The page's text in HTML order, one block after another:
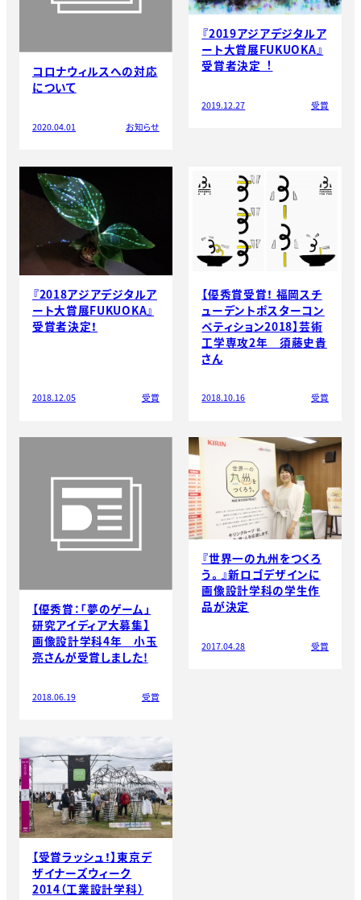
コロナウィルスへの対応
について
2020.04.01 お知らせ
『2019アジアデジタルア
ート⼤賞展FUKUOKA』
受賞者決定︕
2019.12.27 受賞
『2018アジアデジタルア
ート大賞展FUKUOKA』
受賞者決定！
2018.12.05 受賞
【優秀賞受賞！ 福岡スチ
ューデントポスターコン
ペティション2018】芸術
工学専攻2年 須藤史貴
さん
2018.10.16 受賞
【優秀賞：「夢のゲーム」
研究アイディア大募集】
画像設計学科4年 小玉
亮さんが受賞しました!
2018.06.19 受賞
『世界一の九州をつくろ
う。』新ロゴデザインに
画像設計学科の学生作
品が決定
2017.04.28 受賞
【受賞ラッシュ！】東京デ
ザイナーズウィーク
2014（工業設計学科）